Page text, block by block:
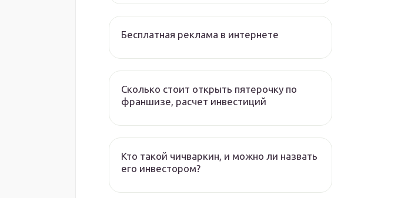
Бесплатная реклама в интернете
Сколько стоит открыть пятерочку по
франшизе, расчет инвестиций
Кто такой чичваркин, и можно ли назвать
его инвестором?